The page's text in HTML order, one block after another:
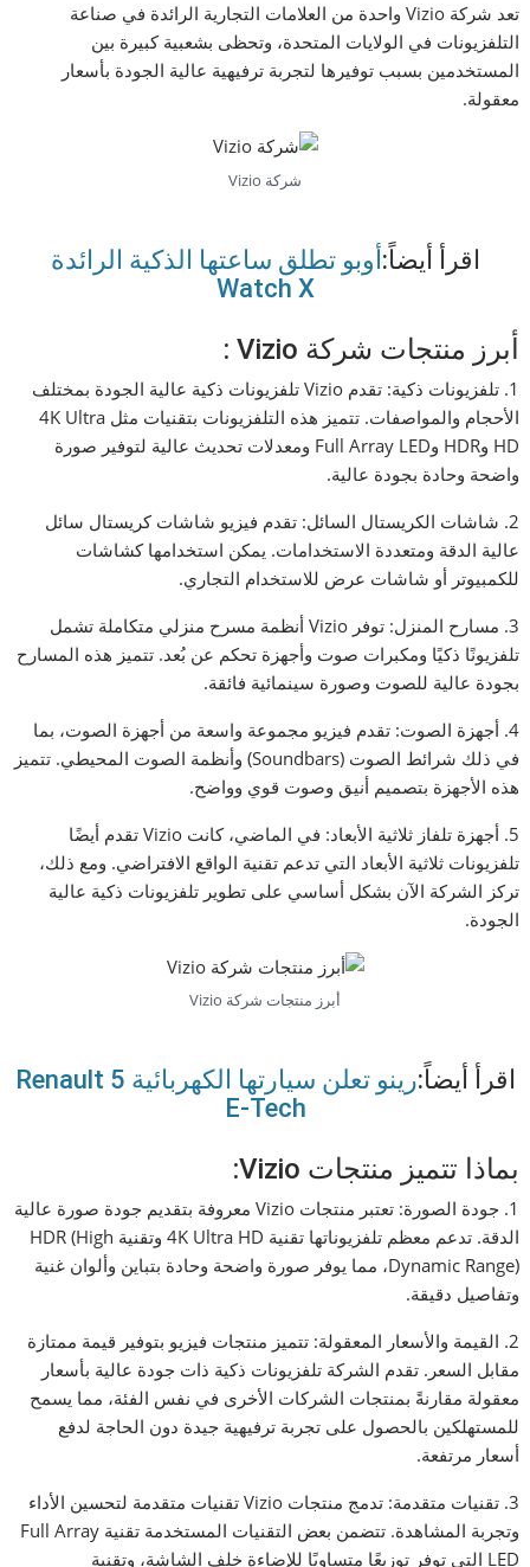
تعد شركة Vizio واحدة من العلامات التجارية الرائدة في صناعة
التلفزيونات في الولايات المتحدة، وتحظى بشعبية كبيرة بين
المستخدمين بسبب توفيرها لتجربة ترفيهية عالية الجودة بأسعار
معقولة.
شركة Vizio
اقرأ أيضاً:أوبو تطلق ساعتها الذكية الرائدة
Watch X
أبرز منتجات شركة Vizio :
1. تلفزيونات ذكية: تقدم Vizio تلفزيونات ذكية عالية الجودة بمختلف
الأحجام والمواصفات. تتميز هذه التلفزيونات بتقنيات مثل 4K Ultra
HD وHDR وFull Array LED ومعدلات تحديث عالية لتوفير صورة
واضحة وحادة بجودة عالية.
2. شاشات الكريستال السائل: تقدم فيزيو شاشات كريستال سائل
عالية الدقة ومتعددة الاستخدامات. يمكن استخدامها كشاشات
للكمبيوتر أو شاشات عرض للاستخدام التجاري.
3. مسارح المنزل: توفر Vizio أنظمة مسرح منزلي متكاملة تشمل
تلفزيونًا ذكيًا ومكبرات صوت وأجهزة تحكم عن بُعد. تتميز هذه المسارح
بجودة عالية للصوت وصورة سينمائية فائقة.
4. أجهزة الصوت: تقدم فيزيو مجموعة واسعة من أجهزة الصوت، بما
في ذلك شرائط الصوت (Soundbars) وأنظمة الصوت المحيطي. تتميز
هذه الأجهزة بتصميم أنيق وصوت قوي وواضح.
5. أجهزة تلفاز ثلاثية الأبعاد: في الماضي، كانت Vizio تقدم أيضًا
تلفزيونات ثلاثية الأبعاد التي تدعم تقنية الواقع الافتراضي. ومع ذلك،
تركز الشركة الآن بشكل أساسي على تطوير تلفزيونات ذكية عالية
الجودة.
أبرز منتجات شركة Vizio
اقرأ أيضاً:
رينو تعلن سيارتها الكهربائية Renault 5
E-Tech
بماذا تتميز منتجات Vizio:
1. جودة الصورة: تعتبر منتجات Vizio معروفة بتقديم جودة صورة عالية
الدقة. تدعم معظم تلفزيوناتها تقنية 4K Ultra HD وتقنية HDR (High
Dynamic Range)، مما يوفر صورة واضحة وحادة بتباين وألوان غنية
وتفاصيل دقيقة.
2. القيمة والأسعار المعقولة: تتميز منتجات فيزيو بتوفير قيمة ممتازة
مقابل السعر. تقدم الشركة تلفزيونات ذكية ذات جودة عالية بأسعار
معقولة مقارنةً بمنتجات الشركات الأخرى في نفس الفئة، مما يسمح
للمستهلكين بالحصول على تجربة ترفيهية جيدة دون الحاجة لدفع
أسعار مرتفعة.
3. تقنيات متقدمة: تدمج منتجات Vizio تقنيات متقدمة لتحسين الأداء
وتجربة المشاهدة. تتضمن بعض التقنيات المستخدمة تقنية Full Array
LED التي توفر توزيعًا متساويًا للإضاءة خلف الشاشة، وتقنية